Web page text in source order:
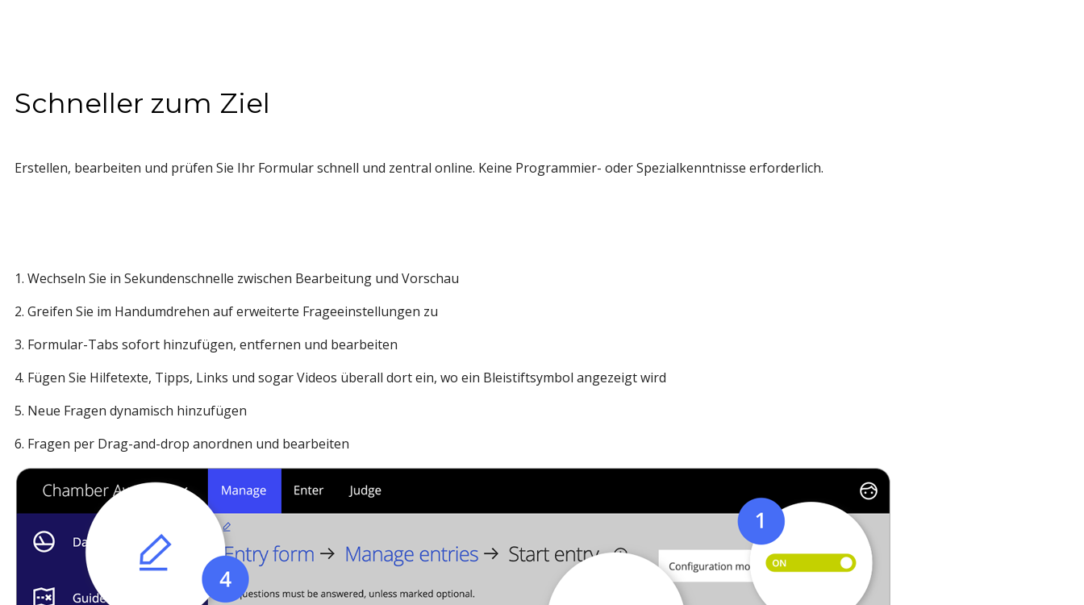
Schneller zum Ziel
Erstellen, bearbeiten und prüfen Sie Ihr Formular schnell und zentral online. Keine Programmier- oder Spezialkenntnisse erforderlich.
1. Wechseln Sie in Sekundenschnelle zwischen Bearbeitung und Vorschau
2. Greifen Sie im Handumdrehen auf erweiterte Frageeinstellungen zu
3. Formular-Tabs sofort hinzufügen, entfernen und bearbeiten
4. Fügen Sie Hilfetexte, Tipps, Links und sogar Videos überall dort ein, wo ein Bleistiftsymbol angezeigt wird
5. Neue Fragen dynamisch hinzufügen
6. Fragen per Drag-and-drop anordnen und bearbeiten